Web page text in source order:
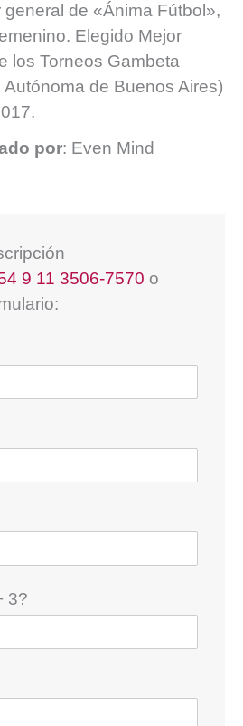
de «Ánima Fútbol»,
Elegido Mejor
los Torneos Gambeta
de Buenos Aires)
por: Even Mind
9 11 3506-7570 o
3?